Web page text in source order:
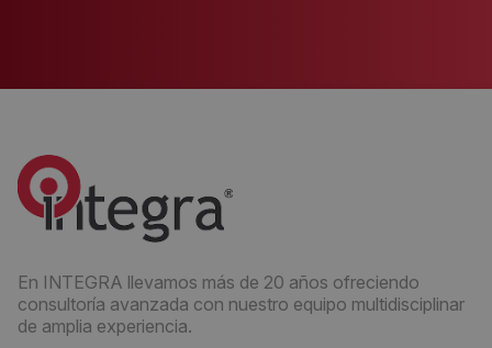
En INTEGRA llevamos más de 20 años ofreciendo
consultoría avanzada con nuestro equipo multidisciplinar
de amplia experiencia.